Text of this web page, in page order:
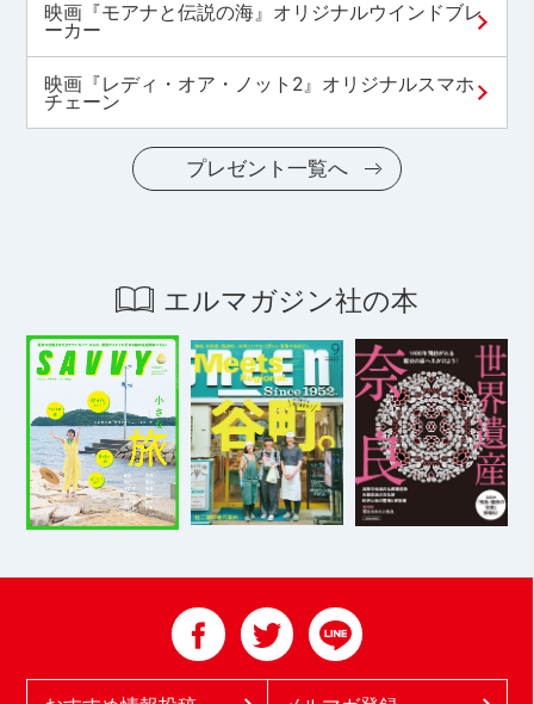
映画『モアナと伝説の海』オリジナルウインドブレ
ーカー
映画『レディ・オア・ノット2』オリジナルスマホ
チェーン
プレゼント一覧へ
エルマガジン社の本